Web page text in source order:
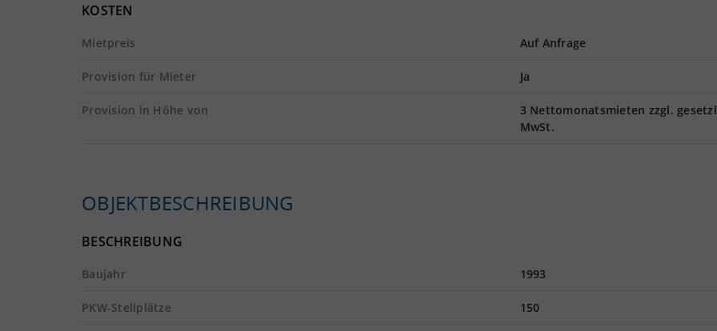
KOSTEN
Mietpreis Auf Anfrage
Provision für Mieter Ja
Provision in Höhe von
3 Nettomonatsmieten zzgl.
MwSt.
OBJEKTBESCHREIBUNG
BESCHREIBUNG
Baujahr 1993
PKW-Stellplätze 150